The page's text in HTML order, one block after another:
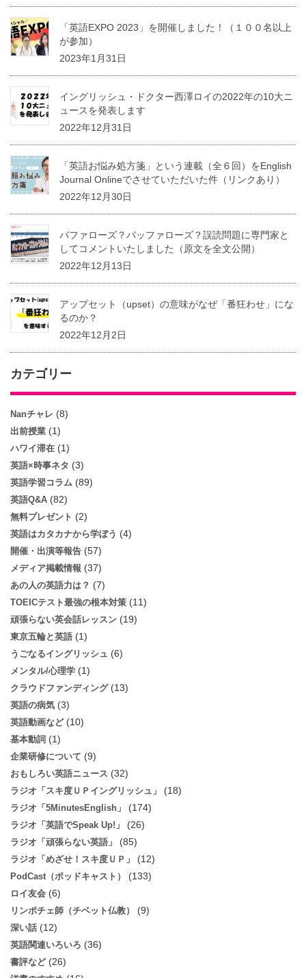
「英語EXPO 2023」を開催しました！（１００名以上
が参加）
2023年1月31日
イングリッシュ・ドクター西澤ロイの2022年の10大ニ
ュースを発表します
2022年12月31日
「英語お悩み処方箋」という連載（全６回）をEnglish
Journal Onlineでさせていただいた件（リンクあり）
2022年12月30日
バファローズ？バッファローズ？誤読問題に専門家と
してコメントいたしました（原文を全文公開）
2022年12月13日
アップセット（upset）の意味がなぜ「番狂わせ」にな
るのか？
2022年12月2日
カテゴリー
Nanチャレ (8)
出前授業 (1)
ハワイ滞在 (1)
英語×時事ネタ (3)
英語学習コラム (89)
英語Q&A (82)
無料プレゼント (2)
英語はカタカナから学ぼう (4)
開催・出演等報告 (57)
メディア掲載情報 (37)
あの人の英語力は？ (7)
TOEICテスト最強の根本対策 (11)
頑張らない英会話レッスン (19)
東京五輪と英語 (1)
うごなるイングリッシュ (6)
メンタル/心理学 (1)
クラウドファンディング(13)
英語の病気 (3)
英語動画など(10)
基本動詞 (1)
企業研修について (9)
おもしろい英語ニュース (32)
ラジオ「スキ度ＵＰイングリッシュ」 (18)
ラジオ「5MinutesEnglish」 (174)
ラジオ「英語でSpeak Up!」 (26)
ラジオ「頑張らない英語」 (85)
ラジオ「めざせ！スキ度ＵＰ」 (12)
PodCast（ポッドキャスト） (133)
ロイ友会 (6)
リンポチェ師（チベット仏教） (9)
深い話 (12)
英語関連いろいろ (36)
書評など(26)